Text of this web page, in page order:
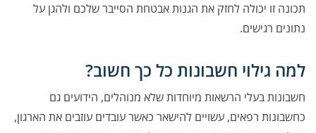
תכונה זו יכולה לחזק את הגנות אבטחת הסייבר שלכם ולהגן על
נתונים רגישים.
למה גילוי חשבונות כל כך חשוב?
חשבונות בעלי הרשאות מיוחדות שלא מנוהלים, הידועים גם
כחשבונות רפאים, עשויים להישאר כאשר עובדים עוזבים את הארגון,